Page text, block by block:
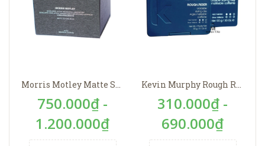
Morris Motley Matte Styling Balm
750.000₫ -
1.200.000₫
Kevin Murphy Rough Rider
310.000₫ -
690.000₫